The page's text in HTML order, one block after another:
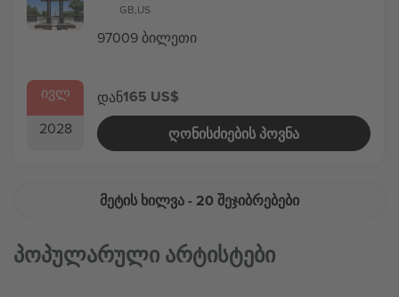
ᲘᲕᲚ
2028
GB,US
97009 ბილეთი
დან165 US$
ᲦᲝᲜᲘᲡᲫᲘᲔᲑᲘᲡ ᲞᲝᲕᲜᲐ
ᲛᲔᲢᲘᲡ ᲮᲘᲚᲕᲐ- 20 ᲨᲔᲯᲘᲑᲠᲔᲑᲔᲑᲘ
Პოპულარული Არტისტები